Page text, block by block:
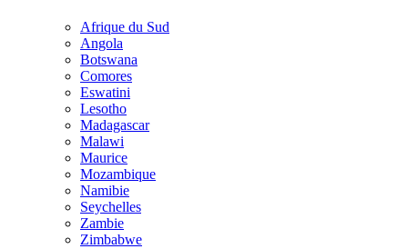
Afrique du Sud
Angola
Botswana
Comores
Eswatini
Lesotho
Madagascar
Malawi
Maurice
Mozambique
Namibie
Seychelles
Zambie
Zimbabwe